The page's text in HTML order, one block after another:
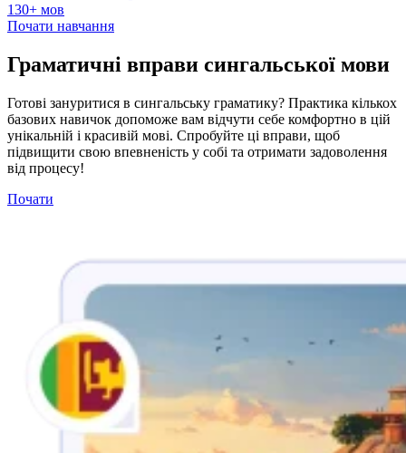
130+ мов
Почати навчання
Граматичні вправи сингальської мови
Готові зануритися в сингальську граматику? Практика кількох
базових навичок допоможе вам відчути себе комфортно в цій
унікальній і красивій мові. Спробуйте ці вправи, щоб
підвищити свою впевненість у собі та отримати задоволення
від процесу!
Почати